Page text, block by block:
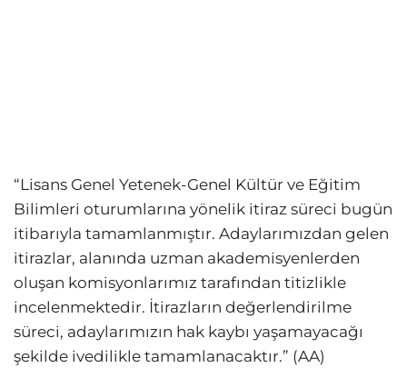
“Lisans Genel Yetenek-Genel Kültür ve Eğitim
Bilimleri oturumlarına yönelik itiraz süreci bugün
itibarıyla tamamlanmıştır. Adaylarımızdan gelen
itirazlar, alanında uzman akademisyenlerden
oluşan komisyonlarımız tarafından titizlikle
incelenmektedir. İtirazların değerlendirilme
süreci, adaylarımızın hak kaybı yaşamayacağı
şekilde ivedilikle tamamlanacaktır.” (AA)